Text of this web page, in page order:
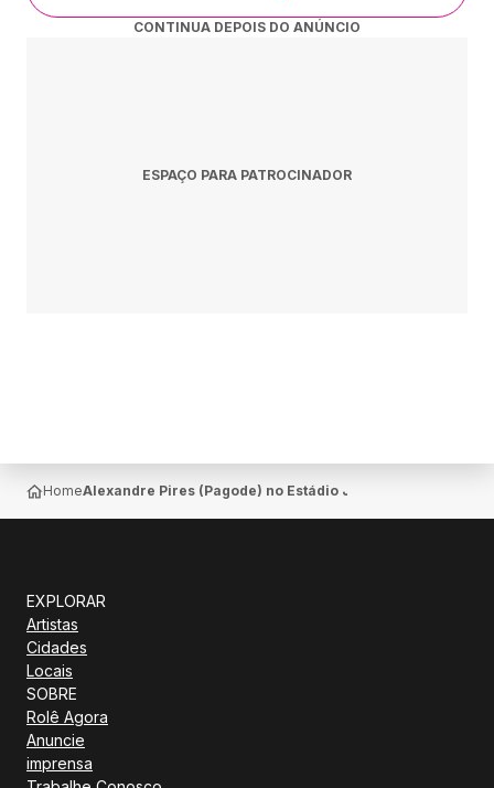
CONTINUA DEPOIS DO ANÚNCIO
ESPAÇO PARA PATROCINADOR
HomeAlexandre Pires (Pagode) no Estádio João Martins —
EXPLORAR
Artistas
Cidades
Locais
SOBRE
Rolê Agora
Anuncie
imprensa